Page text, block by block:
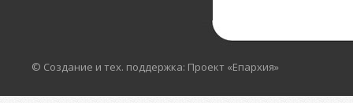
© Создание и тех. поддержка: Проект «Епархия»